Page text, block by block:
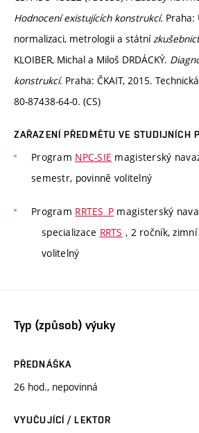
Hodnocení existujících konstrukcí. Praha:
normalizaci, metrologii a státní
KLOIBER, Michal a Miloš DRDÁCKÝ.
konstrukcí. Praha: ČKAIT, 2015.
80-87438-64-0. (CS)
ZAŘAZENÍ PŘEDMĚTU VE STUDIJNÍCH
Program NPC-SIE magisterský
semestr, povinně volitelný
Program RRTES_P magisterský
specializace RRTS , 2 ročník,
volitelný
Typ (způsob) výuky
PŘEDNÁŠKA
26 hod., nepovinná
VYUČUJÍCÍ / LEKTOR